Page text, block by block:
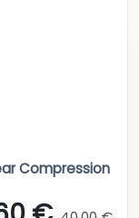
Compression